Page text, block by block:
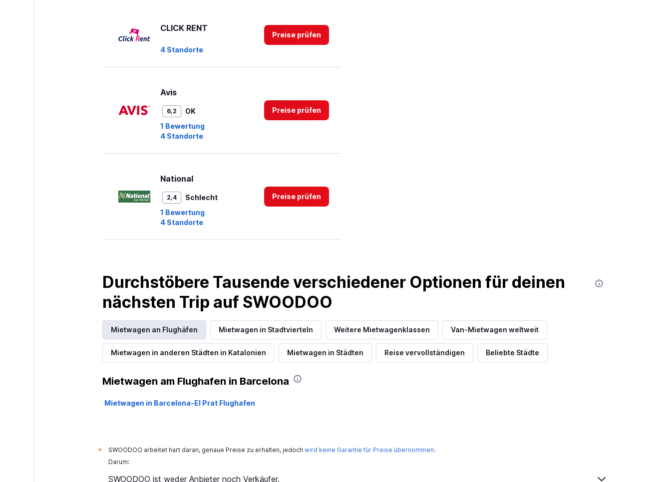
CLICK RENT
4 Standorte
Preise prüfen
Avis
6,2
OK
1 Bewertung
4 Standorte
Preise prüfen
National
2,4
Schlecht
1 Bewertung
4 Standorte
Preise prüfen
2 Standorte
King Rent a Car
1 Standort
1 Standort
Durchstöbere Tausende verschiedener Optionen für deinen
nächsten Trip auf SWOODOO
Mietwagen an Flughäfen Mietwagen in Stadtvierteln Weitere Mietwagenklassen Van-Mietwagen weltweit
Mietwagen in anderen Städten in Katalonien Mietwagen in Städten Reise vervollständigen Beliebte Städte
Mietwagen am Flughafen in Barcelona
Mietwagen in Barcelona-El Prat Flughafen
* SWOODOO arbeitet hart daran, genaue Preise zu erhalten, jedoch wird keine Garantie für Preise übernommen.
Darum:
SWOODOO ist weder Anbieter noch Verkäufer.